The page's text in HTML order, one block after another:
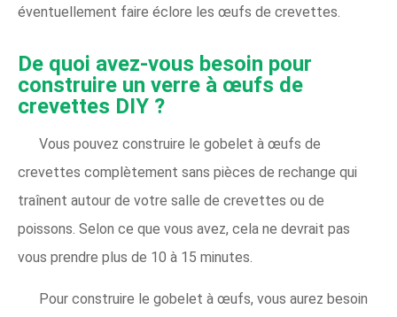
éventuellement faire éclore les œufs de crevettes.
De quoi avez-vous besoin pour
construire un verre à œufs de
crevettes DIY ?
Vous pouvez construire le gobelet à œufs de
crevettes complètement sans pièces de rechange qui
traînent autour de votre salle de crevettes ou de
poissons. Selon ce que vous avez, cela ne devrait pas
vous prendre plus de 10 à 15 minutes.
Pour construire le gobelet à œufs, vous aurez besoin